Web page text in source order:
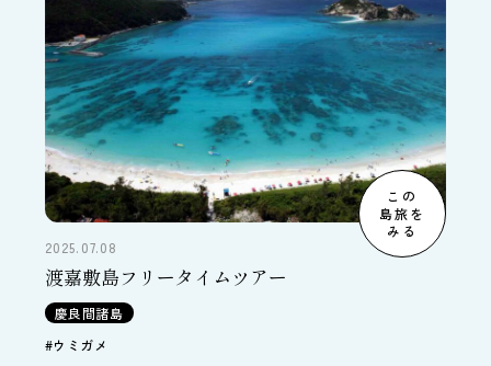
この
島旅を
みる
2025.07.08
渡嘉敷島フリータイムツアー
慶良間諸島
#ウミガメ